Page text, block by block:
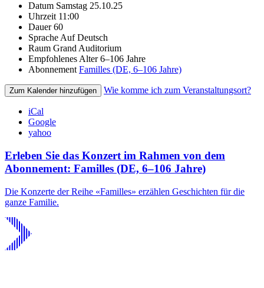
Datum Samstag 25.10.25
Uhrzeit 11:00
Dauer 60
SpracheAuf Deutsch
Raum Grand Auditorium
Empfohlenes Alter 6–106 Jahre
Abonnement Familles (DE, 6–106 Jahre)
Zum Kalender hinzufügen Wie komme ich zum Veranstaltungsort?
iCal
Google
yahoo
Erleben Sie das Konzert im Rahmen von dem
Abonnement: Familles (DE, 6–106 Jahre)
Die Konzerte der Reihe «Familles» erzählen Geschichten für die
ganze Familie.